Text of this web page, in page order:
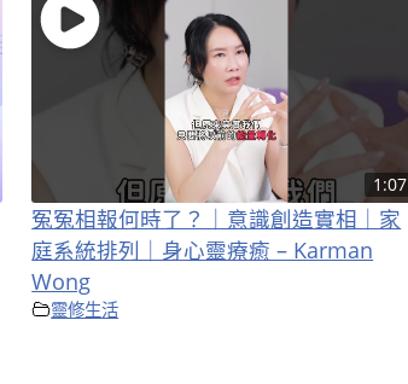
1:07
冤冤相報何時了？｜意識創造實相｜家
庭系統排列｜身心靈療癒 – Karman
Wong
靈修生活